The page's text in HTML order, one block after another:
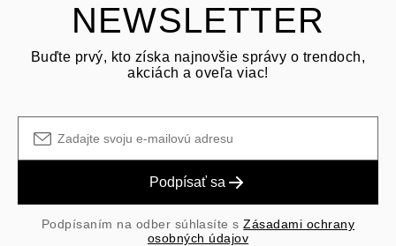
NEWSLETTER
Buďte prvý, kto získa najnovšie správy o trendoch,
akciách a oveľa viac!
Podpísať sa
Podpísaním na odber súhlasíte sZásadami ochrany
osobných údajov